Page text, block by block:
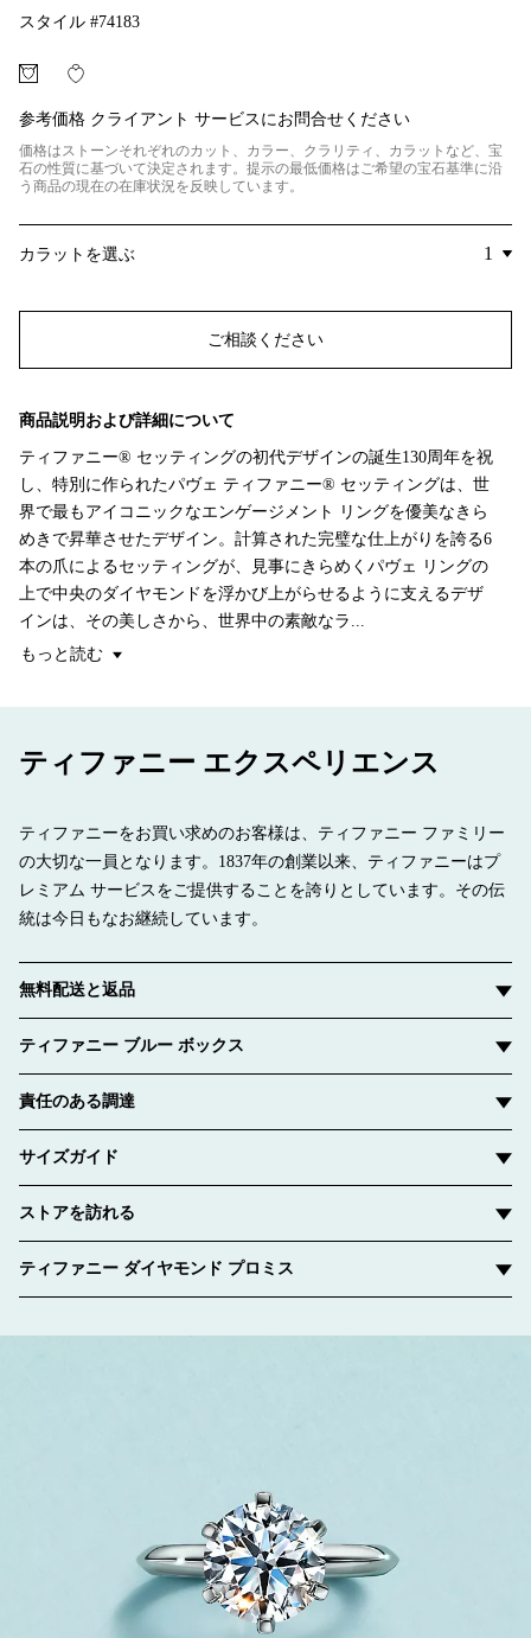
スタイル #74183
参考価格 クライアント サービスにお問合せください
価格はストーンそれぞれのカット、カラー、クラリティ、カラットなど、宝
石の性質に基づいて決定されます。提示の最低価格はご希望の宝石基準に沿
う商品の現在の在庫状況を反映しています。
カラットを選ぶ
ご相談ください
商品説明および詳細について
ティファニー® セッティングの初代デザインの誕生130周年を祝
し、特別に作られたパヴェ ティファニー® セッティングは、世
界で最もアイコニックなエンゲージメント リングを優美なきら
めきで昇華させたデザイン。計算された完璧な仕上がりを誇る6
本の爪によるセッティングが、見事にきらめくパヴェ リングの
上で中央のダイヤモンドを浮かび上がらせるように支えるデザ
インは、その美しさから、世界中の素敵なラ...
もっと読む
ティファニー エクスペリエンス
ティファニーをお買い求めのお客様は、ティファニー ファミリー
の大切な一員となります。1837年の創業以来、ティファニーはプ
レミアム サービスをご提供することを誇りとしています。その伝
統は今日もなお継続しています。
無料配送と返品
ティファニー ブルー ボックス
責任のある調達
サイズガイド
ストアを訪れる
ティファニー ダイヤモンド プロミス